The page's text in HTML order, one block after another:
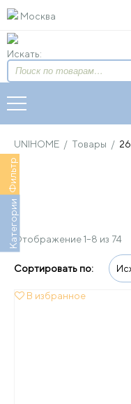
Москва
Искать:
UNIHOME / Товары / 26
Фильтр
КатегорииОтображение 1–8 из 74
В избранное